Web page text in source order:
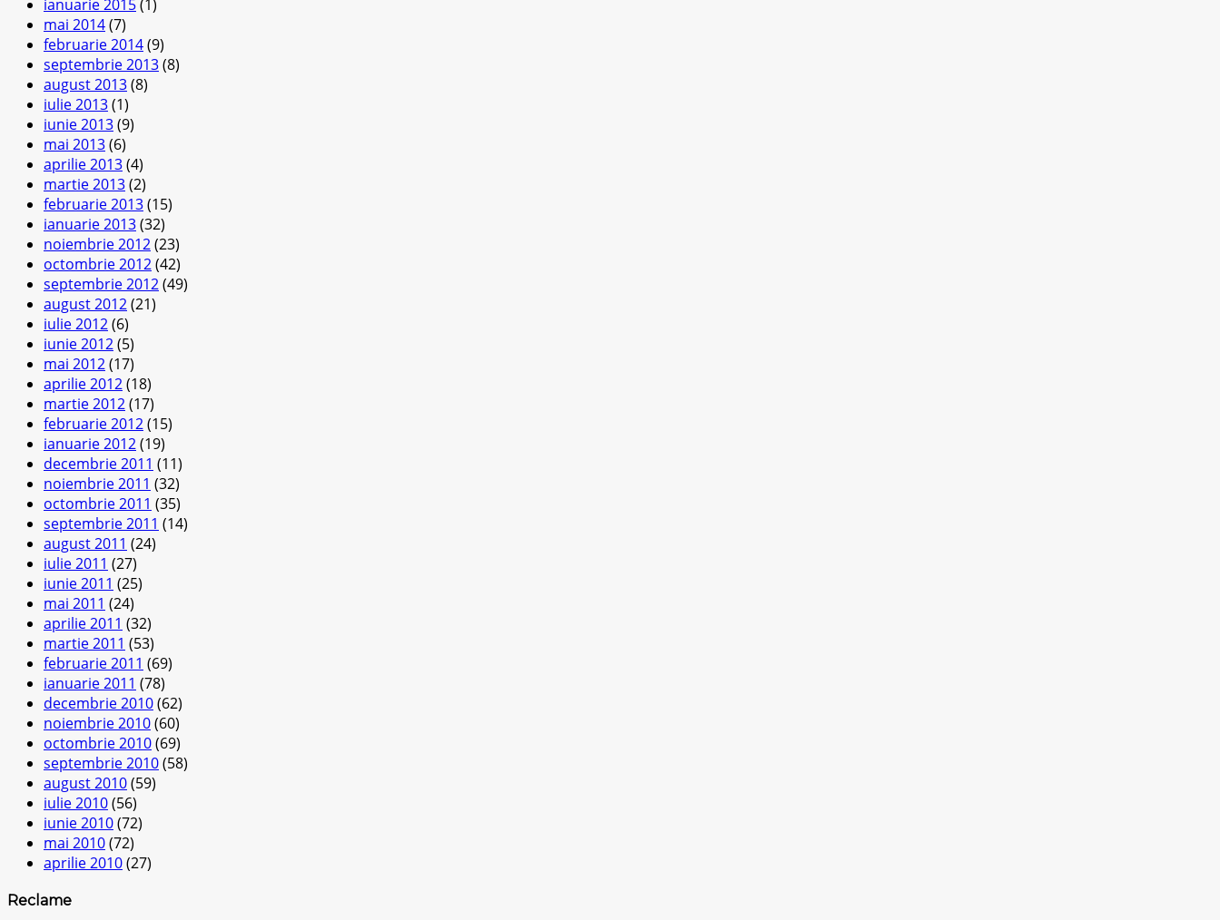
ianuarie 2015(1)
mai 2014(7)
februarie 2014(9)
septembrie 2013(8)
august 2013(8)
iulie 2013(1)
iunie 2013(9)
mai 2013(6)
aprilie 2013(4)
martie 2013(2)
februarie 2013(15)
ianuarie 2013(32)
noiembrie 2012(23)
octombrie 2012(42)
septembrie 2012(49)
august 2012(21)
iulie 2012(6)
iunie 2012(5)
mai 2012(17)
aprilie 2012(18)
martie 2012(17)
februarie 2012(15)
ianuarie 2012(19)
decembrie 2011 (11)
noiembrie 2011 (32)
octombrie 2011 (35)
septembrie 2011 (14)
august 2011 (24)
iulie 2011 (27)
iunie 2011 (25)
mai 2011 (24)
aprilie 2011 (32)
martie 2011 (53)
februarie 2011 (69)
ianuarie 2011 (78)
decembrie 2010(62)
noiembrie 2010(60)
octombrie 2010(69)
septembrie 2010(58)
august 2010(59)
iulie 2010(56)
iunie 2010(72)
mai 2010(72)
aprilie 2010(27)
Reclame